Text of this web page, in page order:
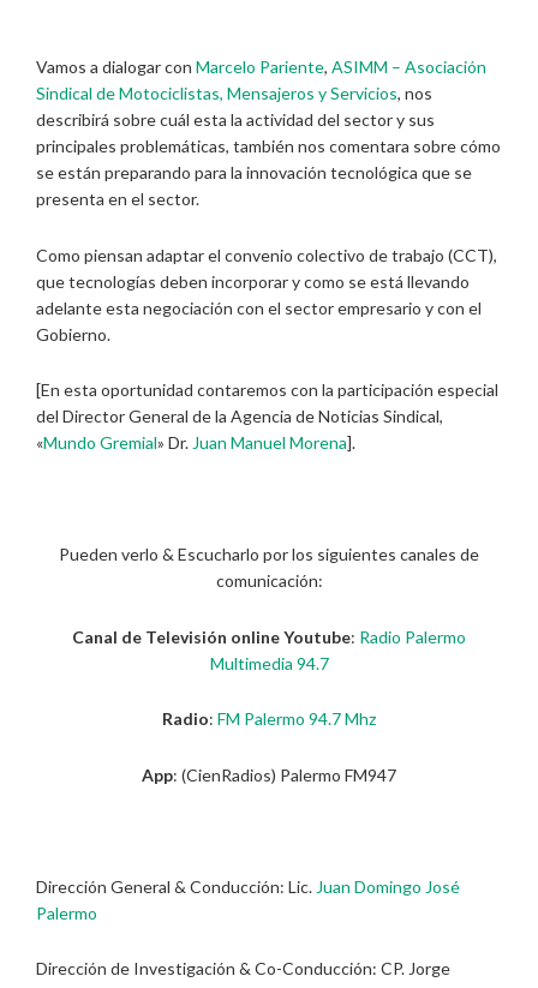
Vamos a dialogar con Marcelo Pariente, ASIMM – Asociación
Sindical de Motociclistas, Mensajeros y Servicios, nos
describirá sobre cuál esta la actividad del sector y sus
principales problemáticas, también nos comentara sobre cómo
se están preparando para la innovación tecnológica que se
presenta en el sector.
Como piensan adaptar el convenio colectivo de trabajo (CCT),
que tecnologías deben incorporar y como se está llevando
adelante esta negociación con el sector empresario y con el
Gobierno.
[En esta oportunidad contaremos con la participación especial
del Director General de la Agencia de Noticias Sindical,
«Mundo Gremial» Dr. Juan Manuel Morena].
Pueden verlo & Escucharlo por los siguientes canales de
comunicación:
Canal de Televisión online Youtube: Radio Palermo
Multimedia 94.7
Radio: FM Palermo 94.7 Mhz
App: (CienRadios) Palermo FM947
Dirección General & Conducción: Lic. Juan Domingo José
Palermo
Dirección de Investigación & Co-Conducción: CP. Jorge